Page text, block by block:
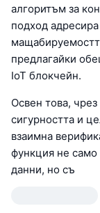
алгоритъм за
подход
предлагайки
IoT блокчейн.
Освен това,
сигурността и
взаимна
функция не само
данни, но съ